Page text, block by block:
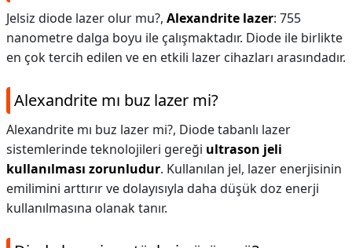
Jelsiz diode lazer olur mu?, Alexandrite lazer: 755
nanometre dalga boyu ile çalışmaktadır. Diode ile birlikte
en çok tercih edilen ve en etkili lazer cihazları arasındadır.
Alexandrite mı buz lazer mi?
Alexandrite mı buz lazer mi?, Diode tabanlı lazer
sistemlerinde teknolojileri gereği ultrason jeli
kullanılması zorunludur. Kullanılan jel, lazer enerjisinin
emilimini arttırır ve dolayısıyla daha düşük doz enerji
kullanılmasına olanak tanır.